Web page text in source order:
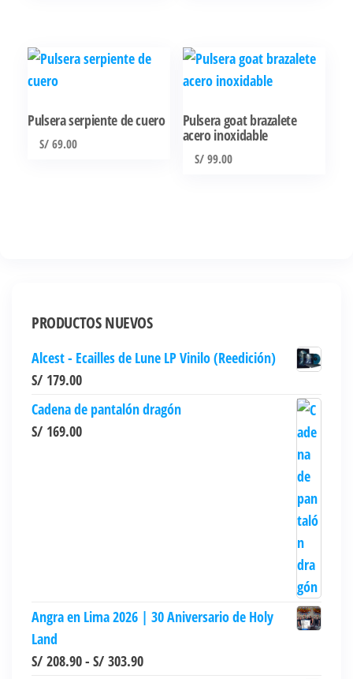
Pulsera serpiente de cuero
S/69.00
Pulsera goat brazalete
acero inoxidable
S/99.00
PRODUCTOS NUEVOS
Alcest - Ecailles de Lune LP Vinilo (Reedición)
S/ 179.00
Cadena de pantalón dragón
S/ 169.00
Angra en Lima 2026 | 30 Aniversario de Holy
Land
S/ 208.90- S/ 303.90Rango